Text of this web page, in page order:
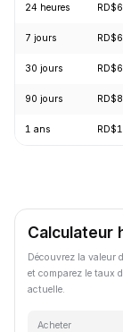
24 heures
7 jours
30 jours
90 jours
1 ans
Calculateur
Découvrez la valeur
et comparez le taux
actuelle.
Acheter